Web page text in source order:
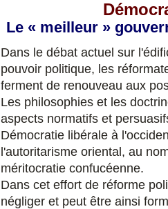
Le « meilleur »
Dans le débat actuel sur
pouvoir politique, les
ferment de renouveau aux
Les philosophies et les
aspects normatifs et
Démocratie libérale à
l'autoritarisme oriental, au
méritocratie confucéenne.
Dans cet effort de réforme
négliger et peut être ainsi